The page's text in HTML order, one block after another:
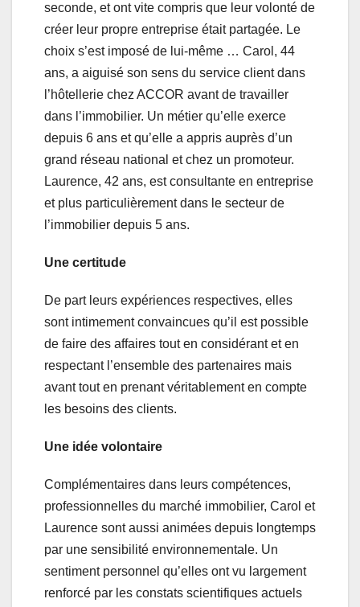
seconde, et ont vite compris que leur volonté de
créer leur propre entreprise était partagée. Le
choix s’est imposé de lui-même … Carol, 44
ans, a aiguisé son sens du service client dans
l’hôtellerie chez ACCOR avant de travailler
dans l’immobilier. Un métier qu’elle exerce
depuis 6 ans et qu’elle a appris auprès d’un
grand réseau national et chez un promoteur.
Laurence, 42 ans, est consultante en entreprise
et plus particulièrement dans le secteur de
l’immobilier depuis 5 ans.
Une certitude
De part leurs expériences respectives, elles
sont intimement convaincues qu’il est possible
de faire des affaires tout en considérant et en
respectant l’ensemble des partenaires mais
avant tout en prenant véritablement en compte
les besoins des clients.
Une idée volontaire
Complémentaires dans leurs compétences,
professionnelles du marché immobilier, Carol et
Laurence sont aussi animées depuis longtemps
par une sensibilité environnementale. Un
sentiment personnel qu’elles ont vu largement
renforcé par les constats scientifiques actuels